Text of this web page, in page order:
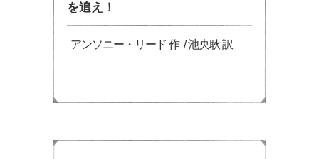
を追え！
アンソニー・リード 作 / 池央耿 訳